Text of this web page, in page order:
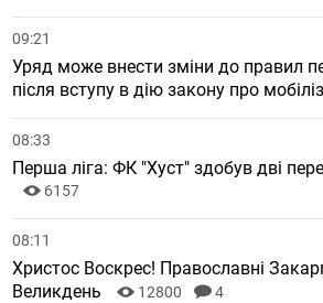
09:21
Уряд може внести зміни до правил
після вступу в дію закону про
08:33
Перша ліга: ФК "Хуст" здобув дві
6157
08:11
Христос Воскрес! Православні
Великдень
12800 4